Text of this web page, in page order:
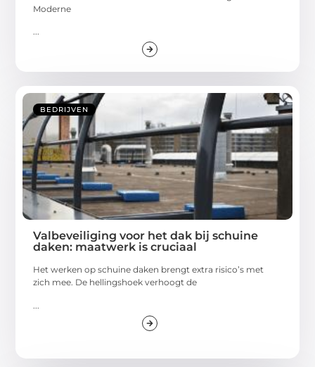
Moderne
...
BEDRIJVEN
Valbeveiliging voor het dak bij schuine
daken: maatwerk is cruciaal
Het werken op schuine daken brengt extra risico’s met
zich mee. De hellingshoek verhoogt de